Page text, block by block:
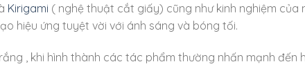
Kirigami ( nghệ thuật cắt giấy) cũng như kinh nghiệm của
hiệu ứng tuyệt vời với ánh sáng và bóng tối.
, khi hình thành các tác phẩm thường nhấn mạnh đến